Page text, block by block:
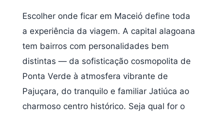
Escolher onde ficar em Maceió define toda
a experiência da viagem. A capital alagoana
tem bairros com personalidades bem
distintas — da sofisticação cosmopolita de
Ponta Verde à atmosfera vibrante de
Pajuçara, do tranquilo e familiar Jatiúca ao
charmoso centro histórico. Seja qual for o